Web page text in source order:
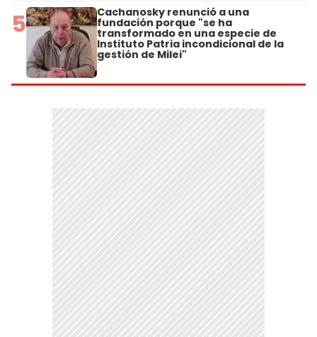
5 Cachanosky renunció a una
fundación porque "se ha
transformado en una especie de
Instituto Patria incondicional de la
gestión de Milei"